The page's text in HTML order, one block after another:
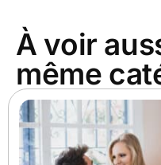
À voir
même